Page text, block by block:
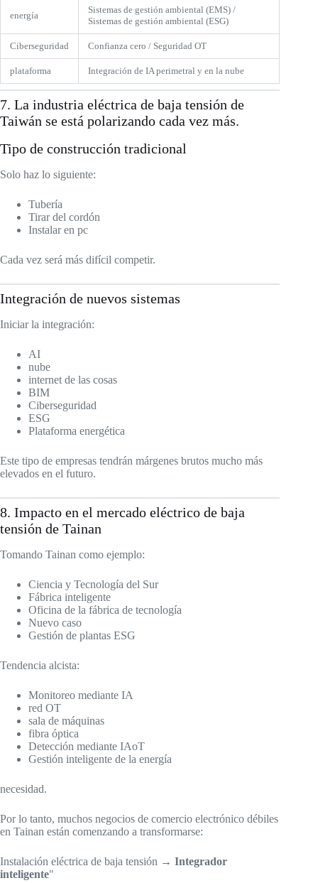
energía
Sistemas de gestión ambiental (EMS) /
Sistemas de gestión ambiental (ESG)
Ciberseguridad Confianza cero / Seguridad OT
plataforma Integración de IA perimetral y en la nube
7. La industria eléctrica de baja tensión de
Taiwán se está polarizando cada vez más.
Tipo de construcción tradicional
Solo haz lo siguiente:
Tubería
Tirar del cordón
Instalar en pc
Cada vez será más difícil competir.
Integración de nuevos sistemas
Iniciar la integración:
AI
nube
internet de las cosas
BIM
Ciberseguridad
ESG
Plataforma energética
Este tipo de empresas tendrán márgenes brutos mucho más
elevados en el futuro.
8. Impacto en el mercado eléctrico de baja
tensión de Tainan
Tomando Tainan como ejemplo:
Ciencia y Tecnología del Sur
Fábrica inteligente
Oficina de la fábrica de tecnología
Nuevo caso
Gestión de plantas ESG
Tendencia alcista:
Monitoreo mediante IA
red OT
sala de máquinas
fibra óptica
Detección mediante IAoT
Gestión inteligente de la energía
necesidad.
Por lo tanto, muchos negocios de comercio electrónico débiles
en Tainan están comenzando a transformarse:
Instalación eléctrica de baja tensión → Integrador
inteligente"